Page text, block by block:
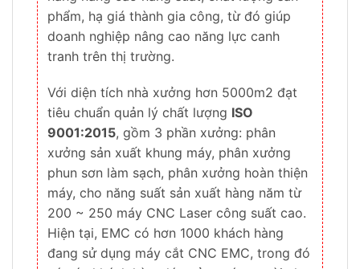
phẩm, hạ giá thành gia công, từ đó giúp
doanh nghiệp nâng cao năng lực canh
tranh trên thị trường.
Với diện tích nhà xưởng hơn 5000m2 đạt
tiêu chuẩn quản lý chất lượng ISO
9001:2015, gồm 3 phần xưởng: phân
xưởng sản xuất khung máy, phân xưởng
phun sơn làm sạch, phân xưởng hoàn thiện
máy, cho năng suất sản xuất hàng năm từ
200 ~ 250 máy CNC Laser công suất cao.
Hiện tại, EMC có hơn 1000 khách hàng
đang sử dụng máy cắt CNC EMC, trong đó